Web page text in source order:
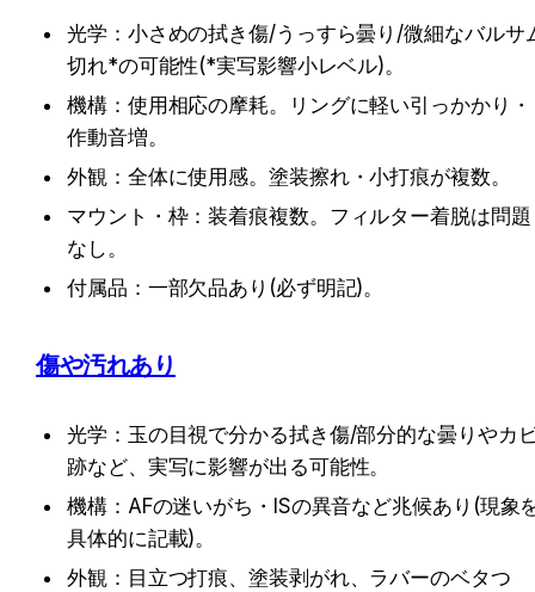
光学：小さめの拭き傷/うっすら曇り/微細なバルサ
切れ*の可能性(*実写影響小レベル)。
機構：使用相応の摩耗。リングに軽い引っかかり・
作動音増。
外観：全体に使用感。塗装擦れ・小打痕が複数。
マウント・枠：装着痕複数。フィルター着脱は問題
なし。
付属品：一部欠品あり(必ず明記)。
傷や汚れあり
光学：玉の目視で分かる拭き傷/部分的な曇りやカ
跡など、実写に影響が出る可能性。
機構：AFの迷いがち・ISの異音など兆候あり(現象
具体的に記載)。
外観：目立つ打痕、塗装剥がれ、ラバーのベタつ